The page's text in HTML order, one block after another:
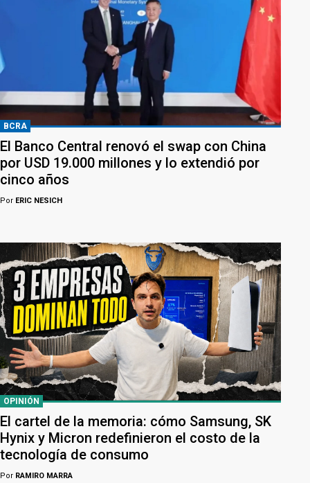
BCRA
El Banco Central renovó el swap con China
por USD 19.000 millones y lo extendió por
cinco años
Por ERIC NESICH
OPINIÓN
El cartel de la memoria: cómo Samsung, SK
Hynix y Micron redefinieron el costo de la
tecnología de consumo
Por RAMIRO MARRA